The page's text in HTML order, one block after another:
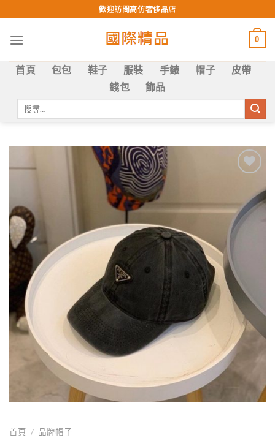
to
content
歡迎訪問高仿奢侈品店
0
首頁 包包 鞋子 服裝 手錶 帽子
皮帶
錢包
飾品
wishlist
首頁 / 品牌帽子